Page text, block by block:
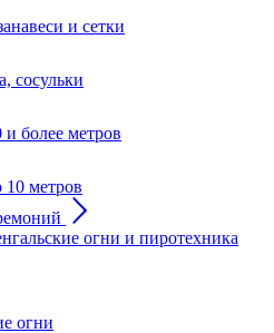
и сетки
сосульки
более метров
метров
огни и пиротехника
огни